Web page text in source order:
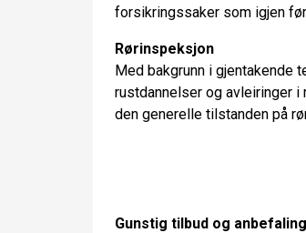
forsikringssaker som igjen
Rørinspeksjon
Med bakgrunn i gjentakende
rustdannelser og avleiringer
den generelle tilstanden på
Gunstig tilbud og